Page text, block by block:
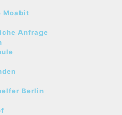
Moabit
Anfrage
Berlin